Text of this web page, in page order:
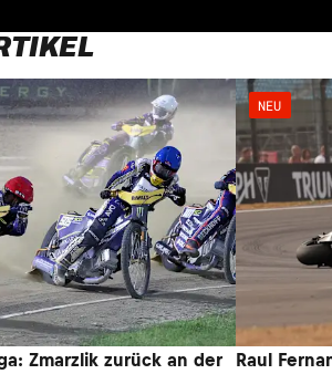
Zmarzlik zurück an der
NEU
Raul